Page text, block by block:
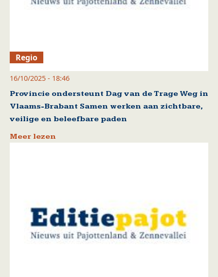
Regio
16/10/2025 - 18:46
Provincie ondersteunt Dag van de Trage Weg in
Vlaams-Brabant Samen werken aan zichtbare,
veilige en beleefbare paden
Meer lezen